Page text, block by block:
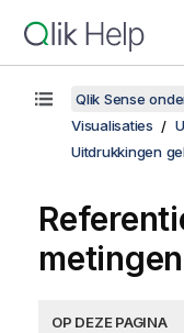
Qlik Sense
Visualisaties
Uitdrukkingen
OP DEZE PAGINA